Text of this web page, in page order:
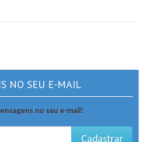
NO SEU E-MAIL
no seu e-mail!
Cadastrar